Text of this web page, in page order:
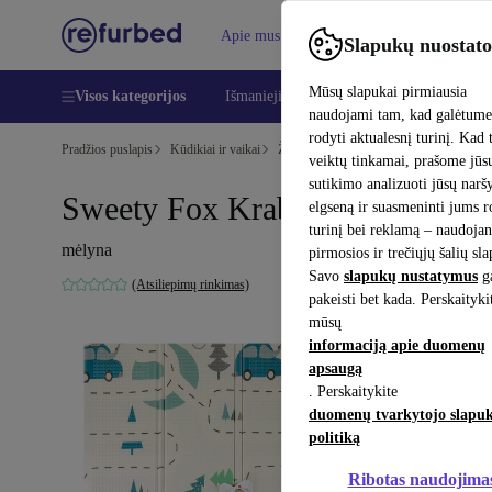
Slapukų
Mūsų slapukai pirmiausia
naudojami tam, kad
rodyti aktualesnį turinį. Kad
veiktų tinkamai, prašome
sutikimo analizuoti jūsų
elgseną ir suasmeninti jums
turinį bei reklamą –
pirmosios ir trečiųjų šalių
Savo slapukų nustatymus
pakeisti bet kada.
mūsų
informaciją apie duomenų
apsaugą
. Perskaitykite
duomenų tvarkytojo
politiką
Ribotas
Apie mus Pagalba
Visos kategorijos Išmanieji telefonai Nešiojamieji
Pradžios puslapis Kūdikiai ir vaikai Žaislai Kūdikių žaislai
Sweety Fox Krabbelspielmatte
mėlyna
(Atsiliepimų rinkimas)